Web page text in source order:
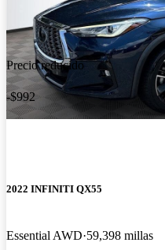
Precio reducido
-$992
2022 INFINITI QX55
Essential AWD 59,398 millas